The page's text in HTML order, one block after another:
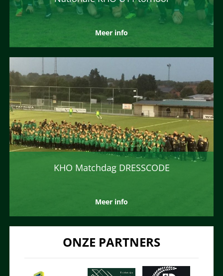
Meer info
KHO Matchdag DRESSCODE
Meer info
ONZE PARTNERS